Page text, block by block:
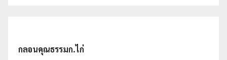
กลอนคุณธรรมก.ไก่